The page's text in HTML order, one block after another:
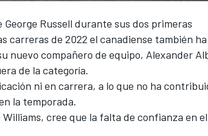
George Russell durante sus dos primeras
carreras de 2022 el canadiense también ha
nuevo compañero de equipo, Alexander
de la categoría.
ni en carrera, a lo que no ha
la temporada.
Williams, cree que la falta de confianza en el